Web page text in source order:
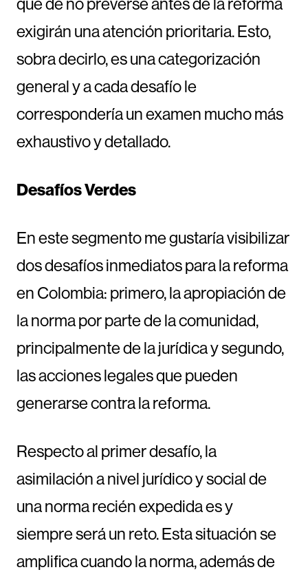
exigirán una atención prioritaria. Esto,
sobra decirlo, es una categorización
general y a cada desafío le
correspondería un examen mucho más
exhaustivo y detallado.
Desafíos Verdes
En este segmento me gustaría visibilizar
dos desafíos inmediatos para la reforma
en Colombia: primero, la apropiación de
la norma por parte de la comunidad,
principalmente de la jurídica y segundo,
las acciones legales que pueden
generarse contra la reforma.
Respecto al primer desafío, la
asimilación a nivel jurídico y social de
una norma recién expedida es y
siempre será un reto. Esta situación se
amplifica cuando la norma, además de